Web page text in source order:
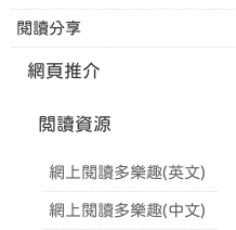
閱讀分享
網頁推介
閲讀資源
網上閱讀多樂趣(英文)
網上閱讀多樂趣(中文)